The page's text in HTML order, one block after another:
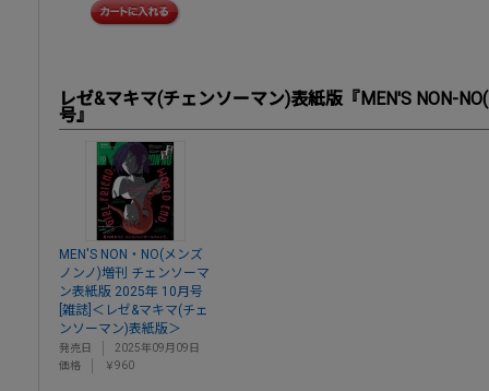
レゼ&マキマ(チェンソーマン)表紙版『MEN'S NON-
号』
MEN'S NON・NO(メンズ
ノンノ)増刊 チェンソーマ
ン表紙版 2025年 10月号
[雑誌]＜レゼ&マキマ(チェ
ンソーマン)表紙版＞
発売日
2025年09月09日
価格
￥960